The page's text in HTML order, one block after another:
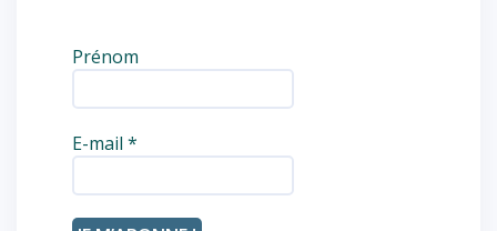
Prénom
E-mail *